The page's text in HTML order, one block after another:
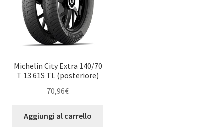
Michelin City Extra 140/70
T 13 61S TL (posteriore)
70,96€
Aggiungi al carrello